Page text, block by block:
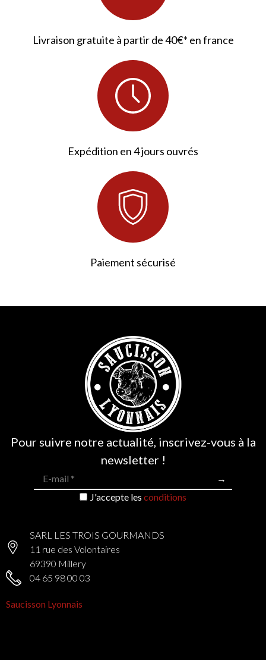
2 avis
Livraison gratuite à partir de 40€* en france
Expédition en 4 jours ouvrés
Paiement sécurisé
Pour suivre notre actualité, inscrivez-vous à la
newsletter !
J'accepte les conditions
SARL LES TROIS GOURMANDS
11 rue des Volontaires
69390 Millery
04 65 98 00 03
Saucisson Lyonnais